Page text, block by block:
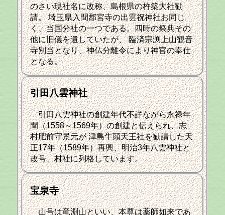
のさい現社名に改称、島根県の杵築大社勧
請。 埼玉県入間郡宮寺の出雲祝神社お同じ
く、当国分社の一つである。四時の祭典その
他に旧儀を遺していたが、 臨済宗渕上山観音
寺別当となり、神仏分離令により神官の奉仕
となる。
引田八雲神社
引田八雲神社の創建年代不詳ながら永禄年
間（1558～1569年）の創建と伝えられ、志
村肥前守景元が 津島牛頭天王社を勧請した天
正17年（1589年）再興、明治3年八雲神社と
改号、村社に列格しています。
宝泉寺
山号は竜淵山といい、本尊は薬師如来であ